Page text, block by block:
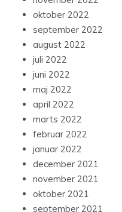
oktober 2022
september 2022
august 2022
juli 2022
juni 2022
maj 2022
april 2022
marts 2022
februar 2022
januar 2022
december 2021
november 2021
oktober 2021
september 2021